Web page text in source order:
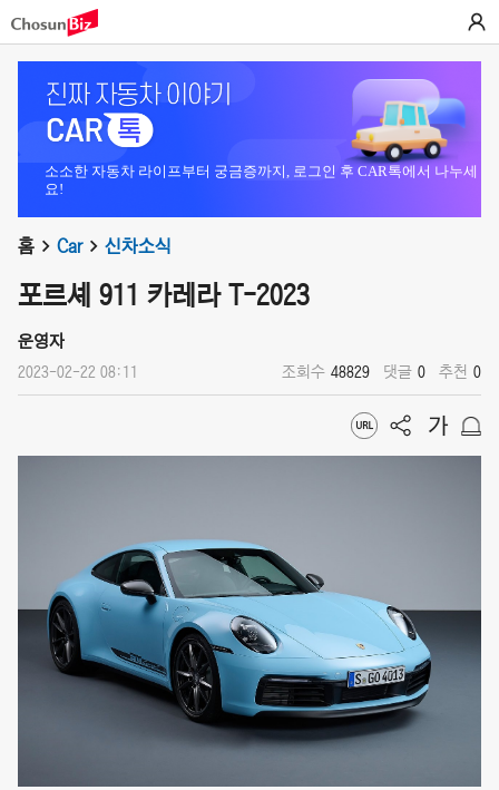
소소한 자동차 라이프부터 궁금증까지, 로그인 후 CAR톡에서 나누세
요!
홈 Car 신차소식
포르셰 911 카레라 T-2023
운영자
2023-02-22 08:11 조회수 48829 댓글 0 추천 0